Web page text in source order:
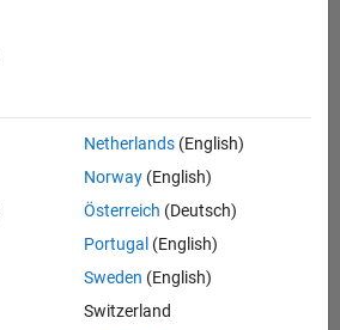
Netherlands(English)
Norway(English)
Österreich (Deutsch)
Portugal (English)
Sweden (English)
Switzerland